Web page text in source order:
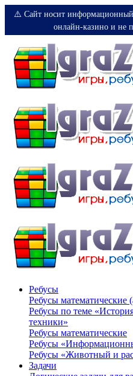
⚠️ Сайт носит информационный
онлайн-казино и не
Ребусы
Ребусы математические
Ребусы по теме
техники»
Ребусы математические
Ребусы
Ребусы «Животный и
Задачи